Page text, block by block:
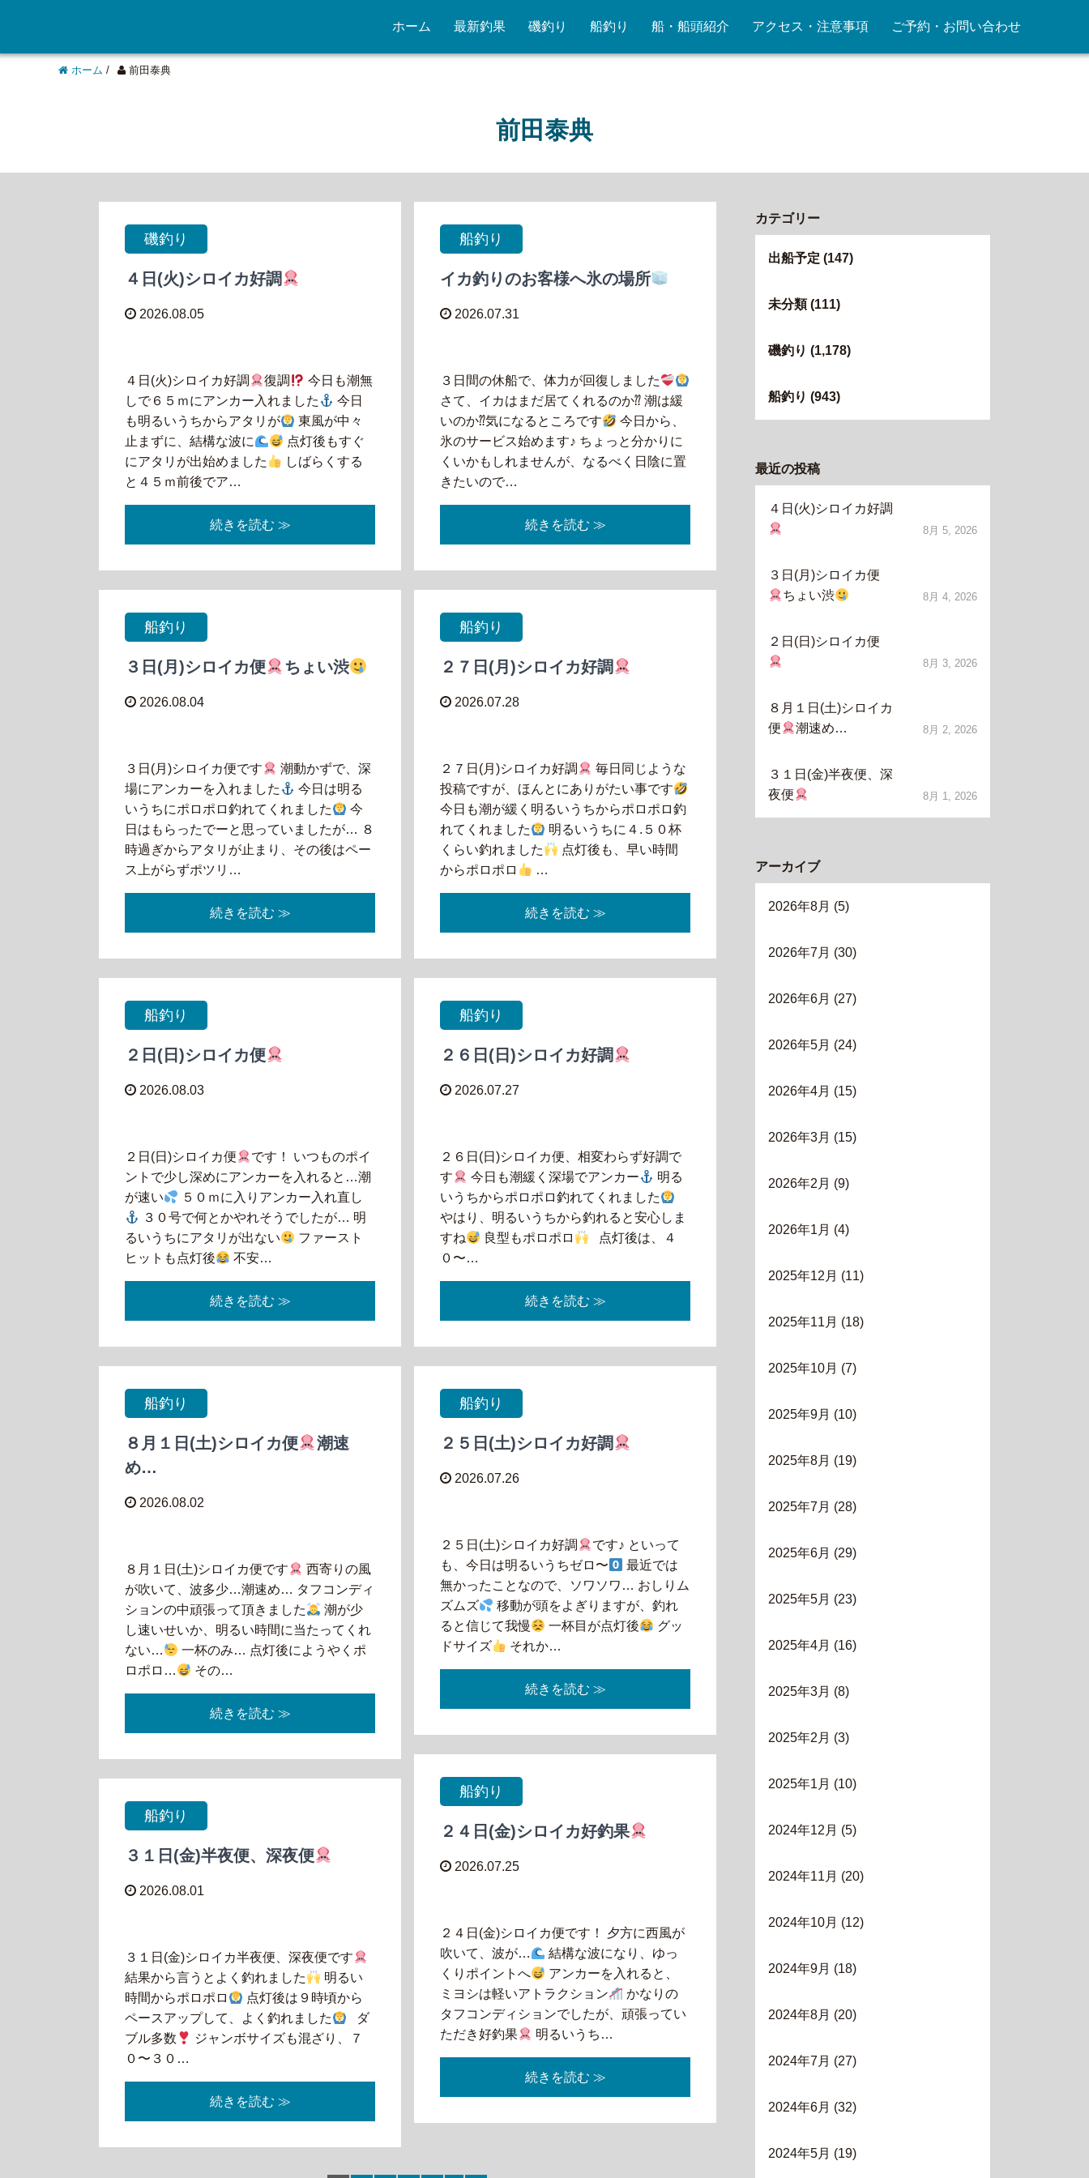
ホーム 最新釣果 磯釣り 船釣り 船・船頭紹介 アクセス・注意事項 ご予約・お問い合わせ
ホーム / 前田泰典
前田泰典
磯釣り
４日(火)シロイカ好調
2026.08.05
４日(火)シロイカ好調 復調
今日も潮無
しで６５ｍにアンカー入れました
今日
も明るいうちからアタリが
東風が中々
止まずに、結構な波に
点灯後もすぐ
にアタリが出始めました
しばらくする
と４５ｍ前後でア…
続きを読む ≫
船釣り
３日(月)シロイカ便 ちょい渋
2026.08.04
３日(月)シロイカ便です
潮動かずで、深
場にアンカーを入れました
今日は明る
いうちにポロポロ釣れてくれました
今
日はもらったでーと思っていましたが… ８
時過ぎからアタリが止まり、その後はペー
ス上がらずポツリ…
続きを読む ≫
船釣り
２日(日)シロイカ便
2026.08.03
２日(日)シロイカ便
です！ いつものポイ
ントで少し深めにアンカーを入れると…潮
が速い
５０ｍに入りアンカー入れ直し
３０号で何とかやれそうでしたが… 明
るいうちにアタリが出ない
ファースト
ヒットも点灯後
不安…
続きを読む ≫
船釣り
８月１日(土)シロイカ便
潮速
め…
2026.08.02
８月１日(土)シロイカ便です
西寄りの風
が吹いて、波多少…潮速め… タフコンディ
ションの中頑張って頂きました
潮が少
し速いせいか、明るい時間に当たってくれ
ない…
一杯のみ… 点灯後にようやくポ
ロポロ…
その…
続きを読む ≫
船釣り
３１日(金)半夜便、深夜便
2026.08.01
３１日(金)シロイカ半夜便、深夜便です
結果から言うとよく釣れました
明るい
時間からポロポロ
点灯後は９時頃から
ペースアップして、よく釣れました
ダ
ブル多数
ジャンボサイズも混ざり、７
０〜３０…
続きを読む ≫
船釣り
イカ釣りのお客様へ氷の場所
2026.07.31
３日間の休船で、体力が回復しました
さて、イカはまだ居てくれるのか⁇ 潮は緩
いのか⁇気になるところです
今日から、
氷のサービス始めます♪ ちょっと分かりに
くいかもしれませんが、なるべく日陰に置
きたいので…
続きを読む ≫
船釣り
２７日(月)シロイカ好調
2026.07.28
２７日(月)シロイカ好調
毎日同じような
投稿ですが、ほんとにありがたい事です
今日も潮が緩く明るいうちからポロポロ釣
れてくれました
明るいうちに４.５０杯
くらい釣れました
点灯後も、早い時間
からポロポロ
…
続きを読む ≫
船釣り
２６日(日)シロイカ好調
2026.07.27
２６日(日)シロイカ便、相変わらず好調で
す
今日も潮緩く深場でアンカー
明る
いうちからポロポロ釣れてくれました
やはり、明るいうちから釣れると安心しま
すね
良型もポロポロ
点灯後は、４
０〜…
続きを読む ≫
船釣り
２５日(土)シロイカ好調
2026.07.26
２５日(土)シロイカ好調
です♪ といって
も、今日は明るいうちゼロ〜
最近では
無かったことなので、ソワソワ… おしりム
ズムズ
移動が頭をよぎりますが、釣れ
ると信じて我慢
一杯目が点灯後
グッ
ドサイズ
それか…
続きを読む ≫
船釣り
２４日(金)シロイカ好釣果
2026.07.25
２４日(金)シロイカ便です！ 夕方に西風が
吹いて、波が…
結構な波になり、ゆっ
くりポイントへ
アンカーを入れると、
ミヨシは軽いアトラクション
かなりの
タフコンディションでしたが、頑張ってい
ただき好釣果
明るいうち…
続きを読む ≫
カテゴリー
出船予定 (147)
未分類(111)
磯釣り (1,178)
船釣り (943)
最近の投稿
４日(火)シロイカ好調
8月 5, 2026
３日(月)シロイカ便
ちょい渋
8月 4, 2026
２日(日)シロイカ便
8月 3, 2026
８月１日(土)シロイカ
便
潮速め… 8月 2, 2026
３１日(金)半夜便、深
夜便
8月 1, 2026
アーカイブ
2026年8月 (5)
2026年7月 (30)
2026年6月 (27)
2026年5月 (24)
2026年4月 (15)
2026年3月 (15)
2026年2月 (9)
2026年1月 (4)
2025年12月 (11)
2025年11月 (18)
2025年10月 (7)
2025年9月 (10)
2025年8月 (19)
2025年7月 (28)
2025年6月 (29)
2025年5月 (23)
2025年4月 (16)
2025年3月 (8)
2025年2月 (3)
2025年1月 (10)
2024年12月 (5)
2024年11月 (20)
2024年10月 (12)
2024年9月 (18)
2024年8月 (20)
2024年7月 (27)
2024年6月 (32)
2024年5月 (19)